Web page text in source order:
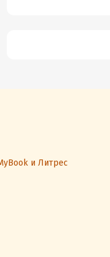
и Литрес